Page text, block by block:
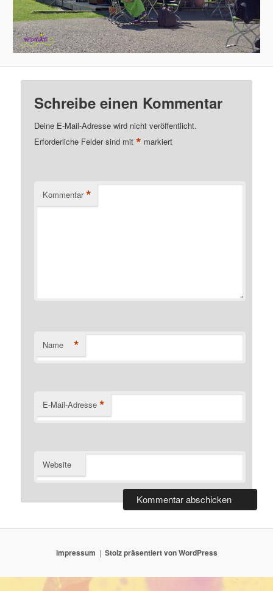
Schreibe einen Kommentar
Deine E-Mail-Adresse wird nicht veröffentlicht.
Erforderliche Felder sind mit* markiert
Kommentar *
Name *
E-Mail-Adresse *
Website
impressum Stolz präsentiert von WordPress